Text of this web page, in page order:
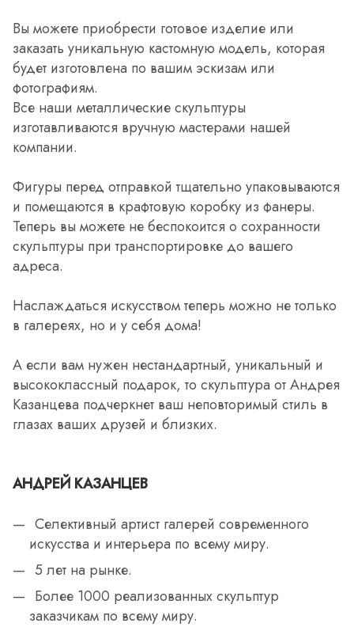
Вы можете приобрести готовое изделие или
заказать уникальную кастомную модель, которая
будет изготовлена по вашим эскизам или
фотографиям.
Все наши металлические скульптуры
изготавливаются вручную мастерами нашей
компании.
Фигуры перед отправкой тщательно упаковываются
и помещаются в крафтовую коробку из фанеры.
Теперь вы можете не беспокоится о сохранности
скульптуры при транспортировке до вашего
адреса.
Наслаждаться искусством теперь можно не только
в галереях, но и у себя дома!
А если вам нужен нестандартный, уникальный и
высококлассный подарок, то скульптура от Андрея
Казанцева подчеркнет ваш неповторимый стиль в
глазах ваших друзей и близких.
АНДРЕЙ КАЗАНЦЕВ
Селективный артист галерей современного
искусства и интерьера по всему миру.
5 лет на рынке.
Более 1000 реализованных скульптур
заказчикам по всему миру.